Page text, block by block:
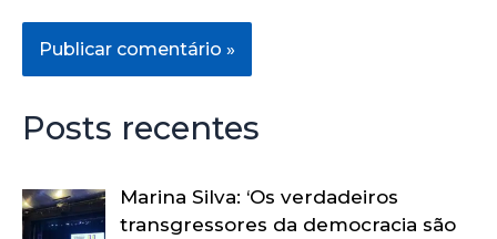
Posts recentes
Marina Silva: ‘Os verdadeiros
transgressores da democracia são